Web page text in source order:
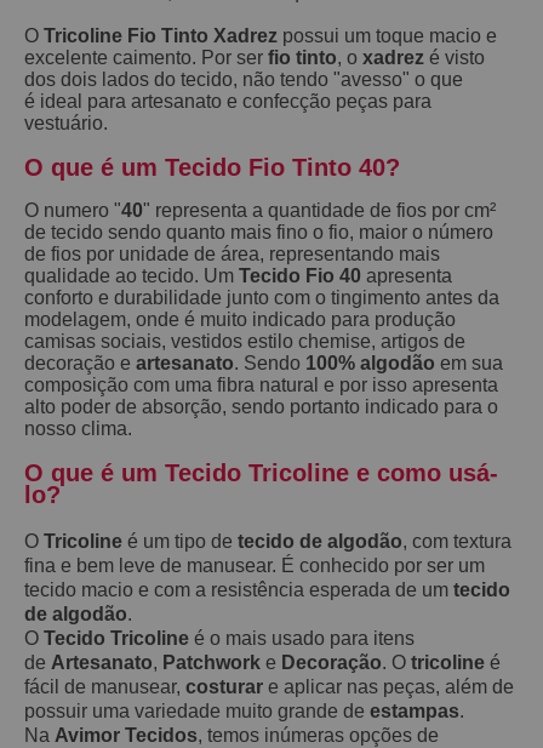
O Tricoline Fio Tinto Xadrez possui um toque macio e
excelente caimento. Por ser fio tinto, o xadrez é visto
dos dois lados do tecido, não tendo "avesso" o que
é ideal para artesanato e confecção peças para
vestuário.
O que é um Tecido Fio Tinto 40?
O numero "40" representa a quantidade de fios por cm²
de tecido sendo quanto mais fino o fio, maior o número
de fios por unidade de área, representando mais
qualidade ao tecido. Um Tecido Fio 40 apresenta
conforto e durabilidade junto com o tingimento antes da
modelagem, onde é muito indicado para produção
camisas sociais, vestidos estilo chemise, artigos de
decoração e artesanato. Sendo 100% algodão em sua
composição com uma fibra natural e por isso apresenta
alto poder de absorção, sendo portanto indicado para o
nosso clima.
O que é um Tecido Tricoline e como usá-
lo?
O Tricoline é um tipo de tecido de algodão, com textura
fina e bem leve de manusear. É conhecido por ser um
tecido macio e com a resistência esperada de um tecido
de algodão.
O Tecido Tricoline é o mais usado para itens
de Artesanato, Patchwork e Decoração. O tricoline é
fácil de manusear, costurar e aplicar nas peças, além de
possuir uma variedade muito grande de estampas.
Na Avimor Tecidos, temos inúmeras opções de